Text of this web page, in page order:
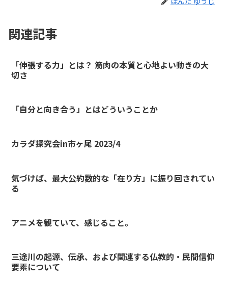
関連記事
「伸張する力」とは？ 筋肉の本質と心地よい動きの大
切さ
「自分と向き合う」とはどういうことか
カラダ探究会in市ヶ尾 2023/4
気づけば、最大公約数的な「在り方」に振り回されてい
る
アニメを観ていて、感じること。
三途川の起源、伝承、および関連する仏教的・民間信仰
要素について